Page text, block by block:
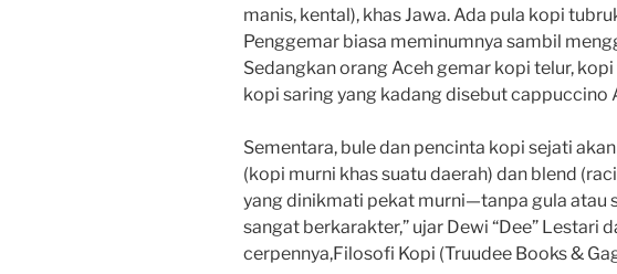
manis, kental), khas Jawa. Ada pula kopi
Penggemar biasa meminumnya sambil
Sedangkan orang Aceh gemar kopi telur,
kopi saring yang kadang disebut cappuccino
Sementara, bule dan pencinta kopi sejati
(kopi murni khas suatu daerah) dan blend
yang dinikmati pekat murni—tanpa gula atau
sangat berkarakter,” ujar Dewi “Dee” Lestari
cerpennya,Filosofi Kopi (Truudee Books &